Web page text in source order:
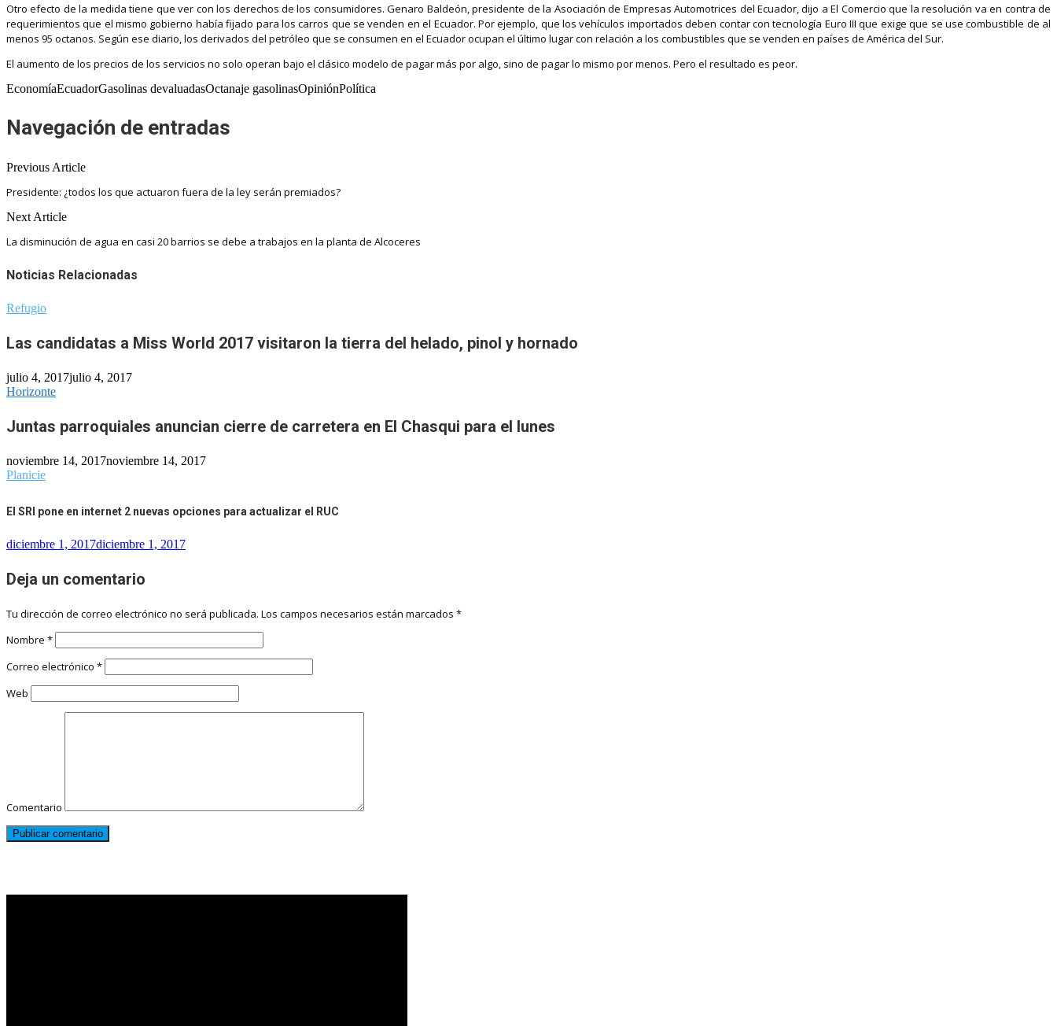
Otro efecto de la medida tiene que ver con los derechos de los consumidores. Genaro Baldeón, presidente de la Asociación de Empresas Automotrices del Ecuador, dijo a El Comercio que la resolución va en contra de
requerimientos que el mismo gobierno había fijado para los carros que se venden en el Ecuador. Por ejemplo, que los vehículos importados deben contar con tecnología Euro III que exige que se use combustible de al
menos 95 octanos. Según ese diario, los derivados del petróleo que se consumen en el Ecuador ocupan el último lugar con relación a los combustibles que se venden en países de América del Sur.
El aumento de los precios de los servicios no solo operan bajo el clásico modelo de pagar más por algo, sino de pagar lo mismo por menos. Pero el resultado es peor.
EconomíaEcuadorGasolinas devaluadasOctanaje gasolinasOpiniónPolítica
Navegación de entradas
Previous Article
Presidente: ¿todos los que actuaron fuera de la ley serán premiados?
Next Article
La disminución de agua en casi 20 barrios se debe a trabajos en la planta de Alcoceres
Noticias Relacionadas
Refugio
Las candidatas a Miss World 2017 visitaron la tierra del helado, pinol y hornado
julio 4, 2017julio 4, 2017
Horizonte
Juntas parroquiales anuncian cierre de carretera en El Chasqui para el lunes
noviembre 14, 2017noviembre 14, 2017
Planicie
El SRI pone en internet 2 nuevas opciones para actualizar el RUC
diciembre 1, 2017diciembre 1, 2017
Deja un comentario
Tu dirección de correo electrónico no será publicada. Los campos necesarios están marcados *
Nombre *
Correo electrónico *
Web
Comentario